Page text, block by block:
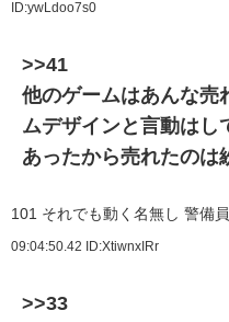
ID:ywLdoo7s0
>>41
他のゲームはあんな売
ムデザインと言動はし
あったから売れたのは
101 それでも動く名無し 警備
09:04:50.42 ID:XtiwnxIRr
>>33